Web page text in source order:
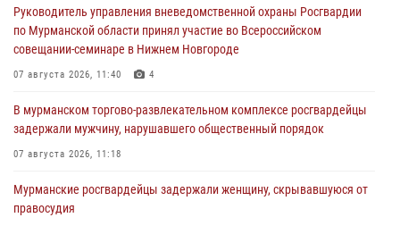
Руководитель управления вневедомственной охраны Росгвардии
по Мурманской области принял участие во Всероссийском
совещании-семинаре в Нижнем Новгороде
07 августа 2026, 11:40 4
В мурманском торгово-развлекательном комплексе росгвардейцы
задержали мужчину, нарушавшего общественный порядок
07 августа 2026, 11:18
Мурманские росгвардейцы задержали женщину, скрывавшуюся от
правосудия